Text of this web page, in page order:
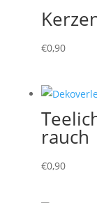
€0,90
rauch
€0,90